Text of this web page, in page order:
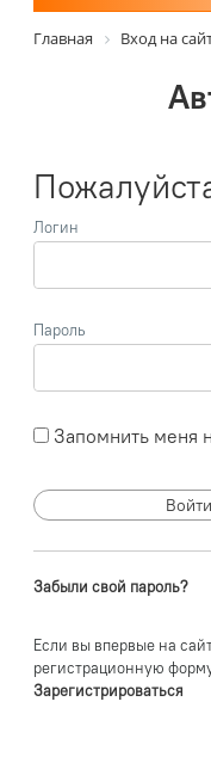
Главная Вход на
Логин
Пароль
Запомнить меня
Забыли свой пароль?
Если вы впервые на
регистрационную
Зарегистрироваться